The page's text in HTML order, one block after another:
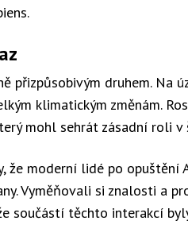
přizpůsobivým druhem. Na
klimatickým změnám.
mohl sehrát zásadní roli
že moderní lidé po opuštění
Vyměňovali si znalosti a
součástí těchto interakcí